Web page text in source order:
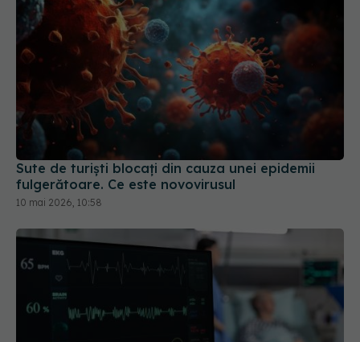
Sute de turiști blocați din cauza unei epidemii
fulgerătoare. Ce este novovirusul
10 mai 2026, 10:58